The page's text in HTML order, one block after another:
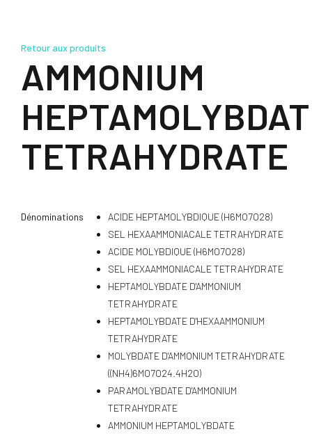
Retour aux produits
AMMONIUM
TETRAHYDRATE
Dénominations
ACIDE HEPTAMOLYBDIQUE (H6MO7O28)
SEL HEXAAMMONIACALE TETRAHYDRATE
ACIDE MOLYBDIQUE (H6MO7O28)
SEL HEXAAMMONIACALE TETRAHYDRATE
HEPTAMOLYBDATE D'AMMONIUM
TETRAHYDRATE
HEPTAMOLYBDATE D'HEXAAMMONIUM
TETRAHYDRATE
MOLYBDATE D'AMMONIUM TETRAHYDRATE
((NH4)6MO7O24.4H2O)
PARAMOLYBDATE D'AMMONIUM
TETRAHYDRATE
AMMONIUM HEPTAMOLYBDATE